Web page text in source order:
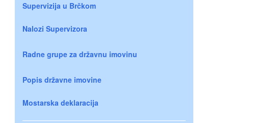
Supervizija u Brčkom
Nalozi Supervizora
Radne grupe za državnu imovinu
Popis državne imovine
Mostarska deklaracija